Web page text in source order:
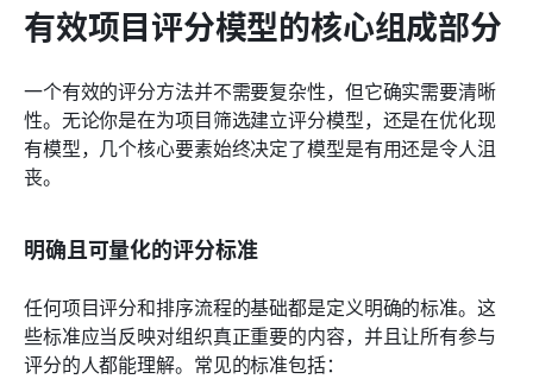
有效项目评分模型的核心组成部分
一个有效的评分方法并不需要复杂性，但它确实需要清晰
性。无论你是在为项目筛选建立评分模型，还是在优化现
有模型，几个核心要素始终决定了模型是有用还是令人沮
丧。
明确且可量化的评分标准
任何项目评分和排序流程的基础都是定义明确的标准。这
些标准应当反映对组织真正重要的内容，并且让所有参与
评分的人都能理解。常见的标准包括：